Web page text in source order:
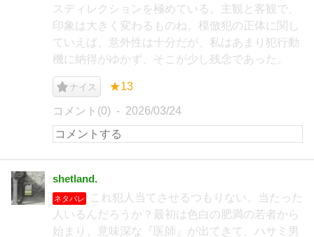
スディレクションを極めている。主観と客観で、
印象は大きく変わるものね。模倣犯の正体に関し
ていえば、意外性は十分だが、私はあまり犯行動
機に納得がゆかず、そこが少し残念であった。
ナイス ★13
コメント(0) 2026/03/24
shetland.
ネタバレ
これ犯人当てさせるつもりない。当たった
人いるんだろうか？最初は色白の肥満の若者から
始まり、意味深な『医師』が出てきて、ハサミ男